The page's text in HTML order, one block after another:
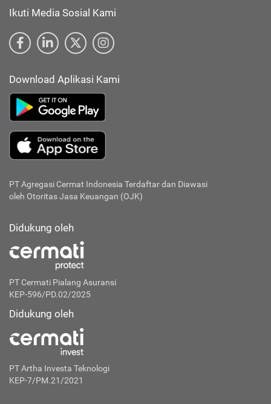
Ikuti Media Sosial Kami
Download Aplikasi Kami
PT Agregasi Cermat Indonesia Terdaftar dan Diawasi
oleh Otoritas Jasa Keuangan (OJK)
Didukung oleh
PT Cermati Pialang Asuransi
KEP-596/PD.02/2025
Didukung oleh
PT Artha Investa Teknologi
KEP-7/PM.21/2021